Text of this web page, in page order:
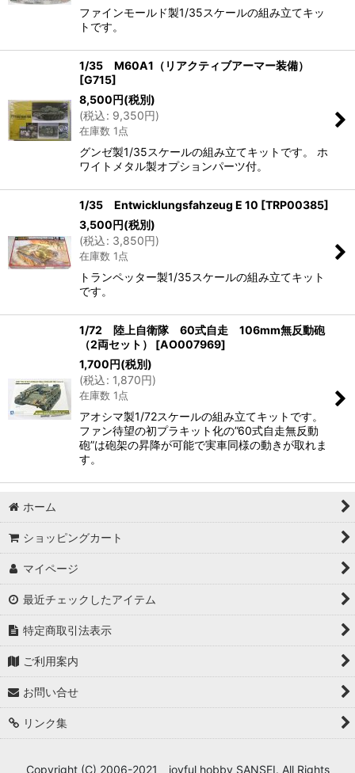
ファインモールド製1/35スケールの組み立てキッ
トです。
1/35 M60A1（リアクティブアーマー装備）
[G715]
8,500円(税別)
(税込: 9,350円)
在庫数 1点
グンゼ製1/35スケールの組み立てキットです。 ホ
ワイトメタル製オプションパーツ付。
1/35 Entwicklungsfahzeug E 10 [TRP00385]
3,500円(税別)
(税込: 3,850円)
在庫数 1点
トランペッター製1/35スケールの組み立てキット
です。
1/72 陸上自衛隊 60式自走 106mm無反動砲
（2両セット）
[AO007969]
1,700円(税別)
(税込: 1,870円)
在庫数 1点
アオシマ製1/72スケールの組み立てキットです。
ファン待望の初プラキット化の”60式自走無反動
砲”は砲架の昇降が可能で実車同様の動きが取れま
す。
ホーム
ショッピングカート
マイページ
最近チェックしたアイテム
特定商取引法表示
ご利用案内
お問い合せ
リンク集
Copyright (C) 2006-2021 joyful hobby SANSEI. All Rights